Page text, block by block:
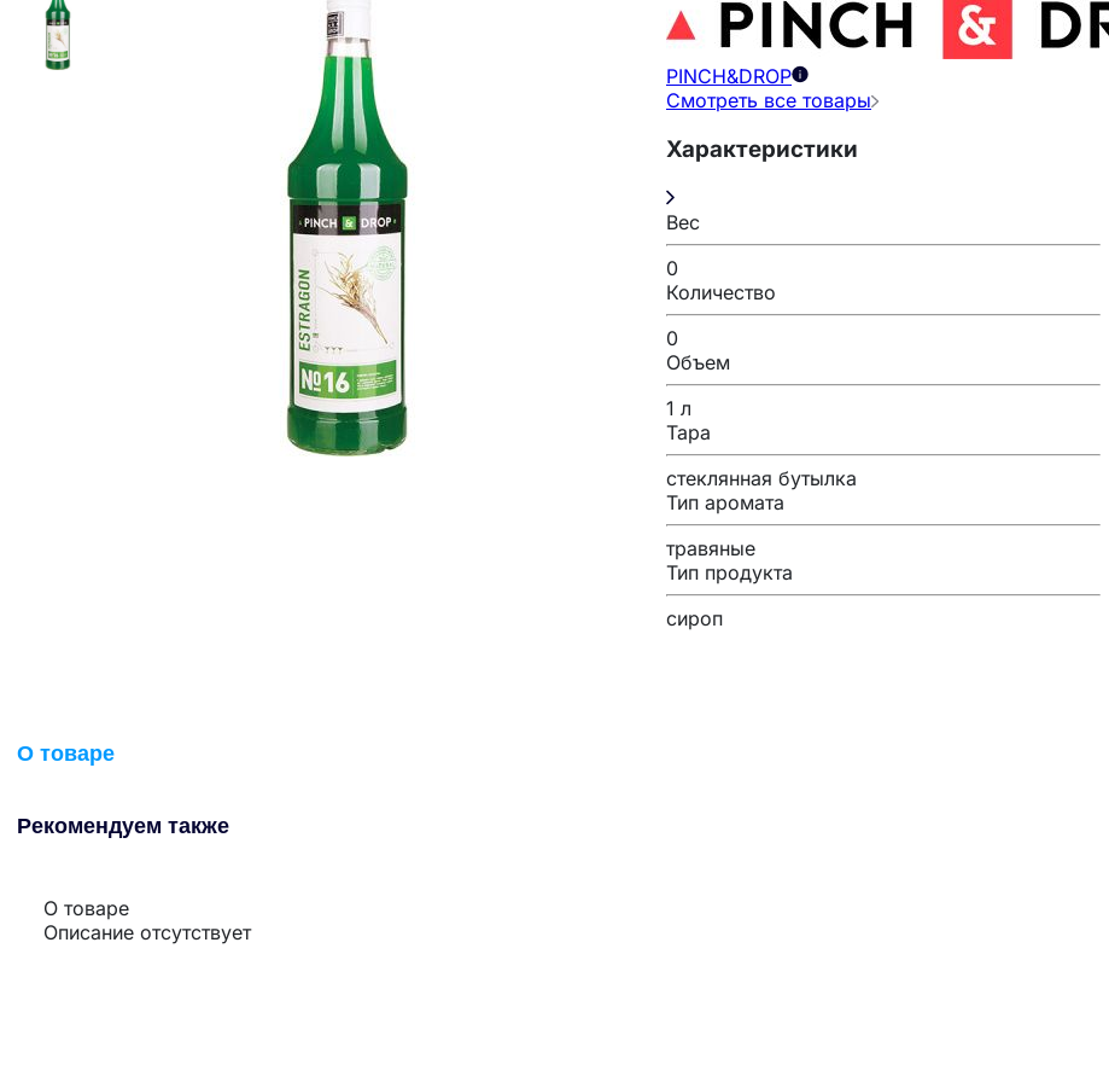
PINCH&DROP
Смотреть все товары
Характеристики
Вес
0
Количество
0
Объем
1 л
Тара
стеклянная бутылка
Тип аромата
травяные
Тип продукта
сироп
О товаре
Рекомендуем также
О товаре
Описание отсутствует